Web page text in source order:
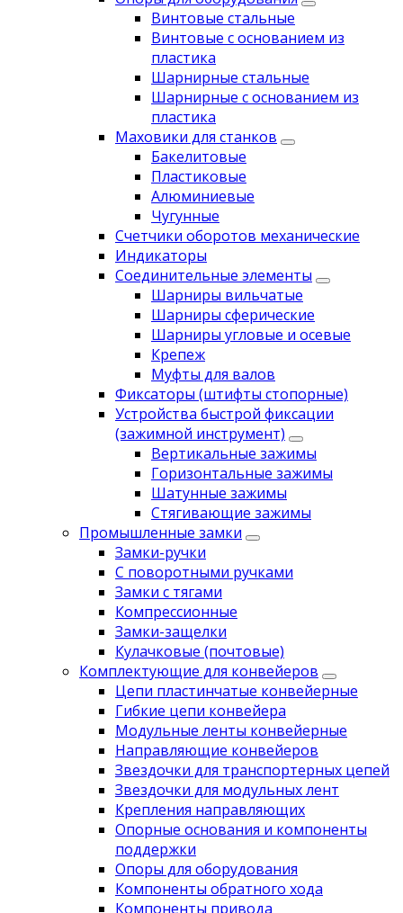
Винтовые стальные
Винтовые с основанием из
пластика
Шарнирные стальные
Шарнирные с основанием из
пластика
Маховики для станков
Бакелитовые
Пластиковые
Алюминиевые
Чугунные
Счетчики оборотов механические
Индикаторы
Соединительные элементы
Шарниры вильчатые
Шарниры сферические
Шарниры угловые и осевые
Крепеж
Муфты для валов
Фиксаторы (штифты стопорные)
Устройства быстрой фиксации
(зажимной инструмент)
Вертикальные зажимы
Горизонтальные зажимы
Шатунные зажимы
Стягивающие зажимы
Промышленные замки
Замки-ручки
С поворотными ручками
Замки с тягами
Компрессионные
Замки-защелки
Кулачковые (почтовые)
Комплектующие для конвейеров
Цепи пластинчатые конвейерные
Гибкие цепи конвейера
Модульные ленты конвейерные
Направляющие конвейеров
Звездочки для транспортерных цепей
Звездочки для модульных лент
Крепления направляющих
Опорные основания и компоненты
поддержки
Опоры для оборудования
Компоненты обратного хода
Компоненты привода